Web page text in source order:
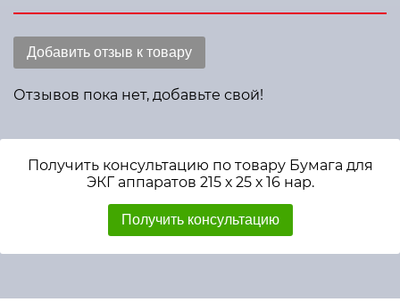
Добавить отзыв к товару
Отзывов пока нет, добавьте свой!
Получить консультацию по товару Бумага для
ЭКГ аппаратов 215 х 25 х 16 нар.
Получить консультацию